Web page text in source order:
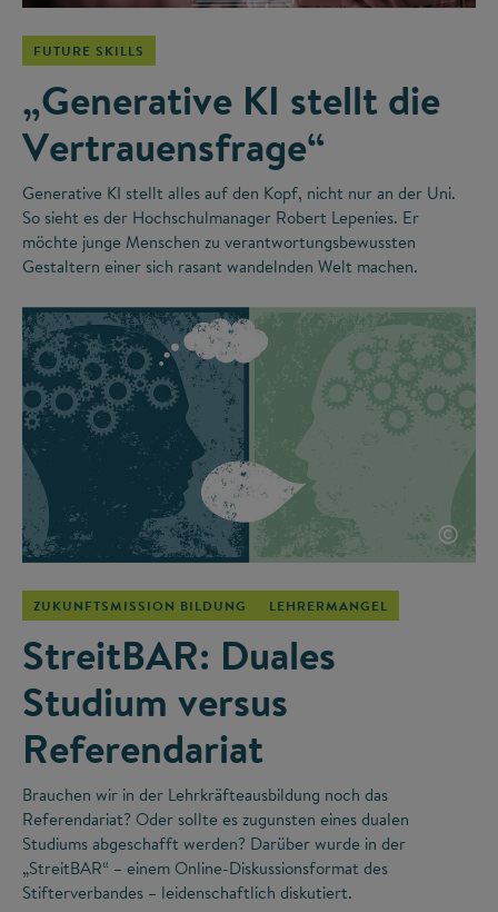
FUTURE SKILLS
„Generative KI stellt die
Vertrauensfrage“
Generative KI stellt alles auf den Kopf, nicht nur an der Uni.
So sieht es der Hochschulmanager Robert Lepenies. Er
möchte junge Menschen zu verantwortungsbewussten
Gestaltern einer sich rasant wandelnden Welt machen.
©
ZUKUNFTSMISSION BILDUNG LEHRERMANGEL
StreitBAR: Duales
Studium versus
Referendariat
Brauchen wir in der Lehrkräfteausbildung noch das
Referendariat? Oder sollte es zugunsten eines dualen
Studiums abgeschafft werden? Darüber wurde in der
„StreitBAR“ – einem Online-Diskussionsformat des
Stifterverbandes – leidenschaftlich diskutiert.